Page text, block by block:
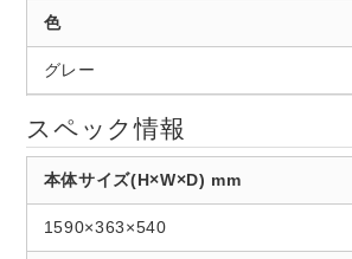
色
グレー
スペック情報
本体サイズ(H×W×D) mm
1590×363×540